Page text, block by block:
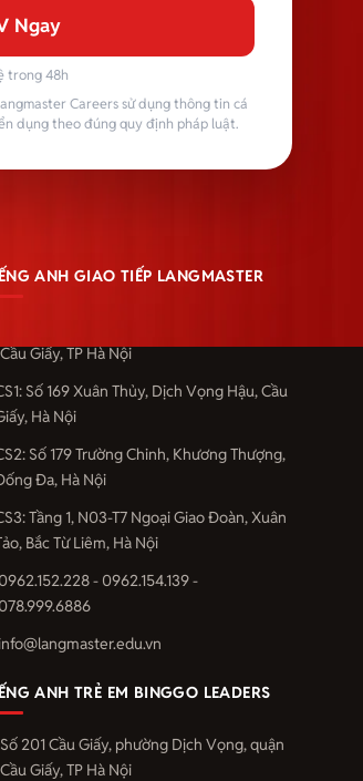
Ngay
trong 48h
Careers sử dụng thông tin cá
dụng theo đúng quy định pháp luật.
ANH GIAO TIẾP LANGMASTER
Cầu Giấy, TP Hà Nội
Số 169 Xuân Thủy, Dịch Vọng Hậu, Cầu
Hà Nội
Số 179 Trường Chinh, Khương Thượng,
Đa, Hà Nội
Tầng 1, N03-T7 Ngoại Giao Đoàn, Xuân
Bắc Từ Liêm, Hà Nội
- 0962.154.139 -
078.999.6886
ANH TRẺ EM BINGGO LEADERS
Số 201 Cầu Giấy, phường Dịch Vọng, quận
Cầu Giấy, TP Hà Nội